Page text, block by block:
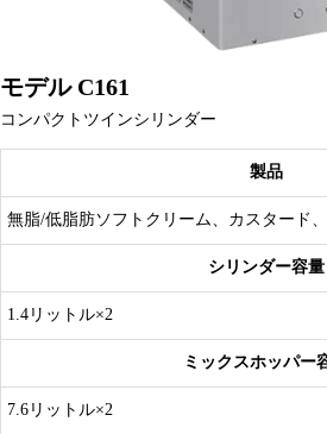
モデル C161
コンパクトツインシリンダー
製品
無脂/低脂肪ソフトクリーム、カスタード
シリンダー容量
1.4リットル×2
ミックスホッパー
7.6リットル×2